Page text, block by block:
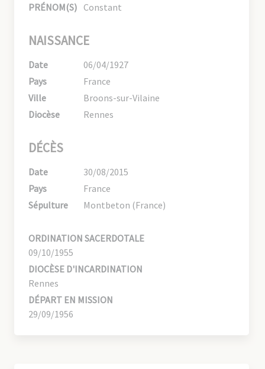
PRÉNOM(S) Constant
NAISSANCE
Date
06/04/1927
Pays
France
Ville
Broons-sur-Vilaine
Diocèse
Rennes
DÉCÈS
Date
30/08/2015
Pays
France
Sépulture
Montbeton (France)
ORDINATION SACERDOTALE
09/10/1955
DIOCÈSE D'INCARDINATION
Rennes
DÉPART EN MISSION
29/09/1956